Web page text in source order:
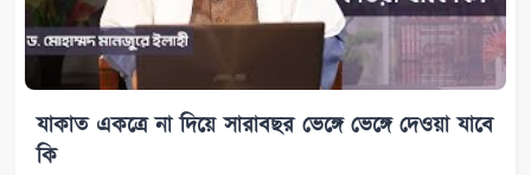
যাকাত একত্রে না দিয়ে সারাবছর ভেঙ্গে ভেঙ্গে দেওয়া যাবে
কি